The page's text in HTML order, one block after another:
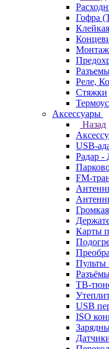
Гофра
Реле,
Стяжки
Аксессуары
Назад
USB-
Радар -
FM-
Карты
Пульты
ТВ-
USB
ISO